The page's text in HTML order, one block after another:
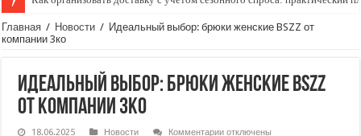
Главная / Новости / Идеальный выбор: брюки женские BSZZ от
компании 3ко
Идеальный выбор: брюки женские BSZZ
от компании 3ко
18.06.2025 Новости Комментариикотключены